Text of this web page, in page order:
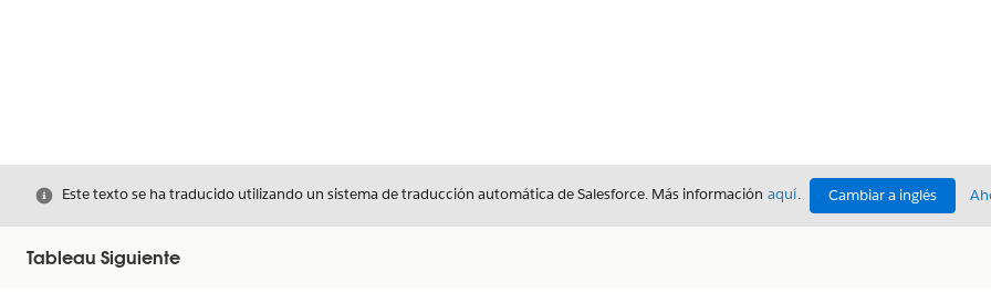
Cerrar
Este texto se ha traducido utilizando un sistema de traducción automática de Salesforce. Más información aquí. Cambiar a inglés
Tableau Siguiente